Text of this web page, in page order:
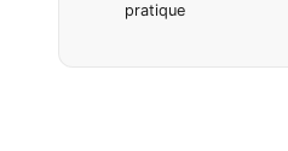
pratique